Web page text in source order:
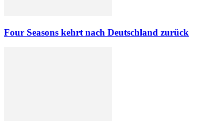
Four Seasons kehrt nach Deutschland zurück